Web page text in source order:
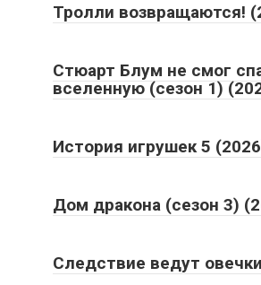
Тролли возвращаются!
Стюарт Блум не смог
вселенную (сезон 1)
История игрушек 5
Дом дракона (сезон 3)
Следствие ведут